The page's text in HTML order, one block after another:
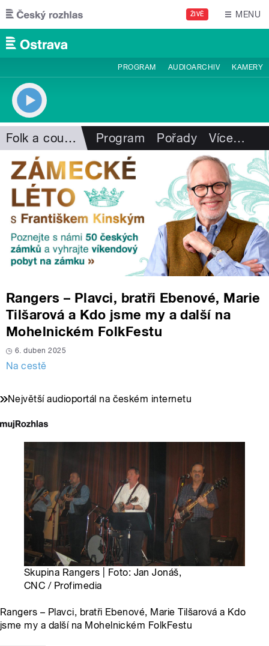
Přejít k hlavnímu obsahu
ŽIVĚ MENU
PROGRAM AUDIOARCHIV KAMERY
Folk a country Program Pořady Více…
Rangers – Plavci, bratři Ebenové, Marie
Tilšarová a Kdo jsme my a další na
Mohelnickém FolkFestu
6. duben 2025
Na cestě
Největší audioportál na českém internetu
Skupina Rangers | Foto: Jan Jonáš,
CNC / Profimedia
Rangers – Plavci, bratři Ebenové, Marie Tilšarová a Kdo
jsme my a další na Mohelnickém FolkFestu